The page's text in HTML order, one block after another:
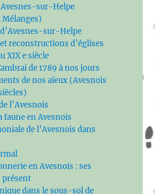
sur-Helpe
Mélanges)
sur-Helpe
reconstructions d’églises
XIX e siècle
de 1789 à nos jours
de nos aïeux (Avesnois
l’Avesnois
faune en Avesnois
de l’Avesnois dans
en Avesnois : ses
présent
dans le sous-sol de